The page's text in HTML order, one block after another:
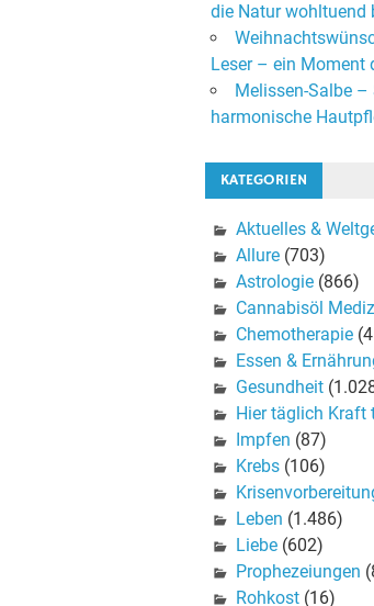
die Natur wohltuend
Leser – ein Moment
Melissen-Salbe
harmonische
KATEGORIEN
Aktuelles &
Allure(703)
Astrologie(866)
Cannabisöl
Chemotherapie
Essen &
Gesundheit
Hier täglich Kraft
Impfen (87)
Krebs(106)
Leben (1.486)
Liebe(602)
Prophezeiungen
Rohkost(16)